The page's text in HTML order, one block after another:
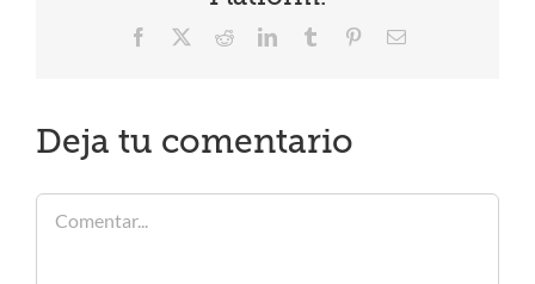
Facebook RedditLinkedInTumblr PinterestCorreo
Deja tu comentario
Comentar